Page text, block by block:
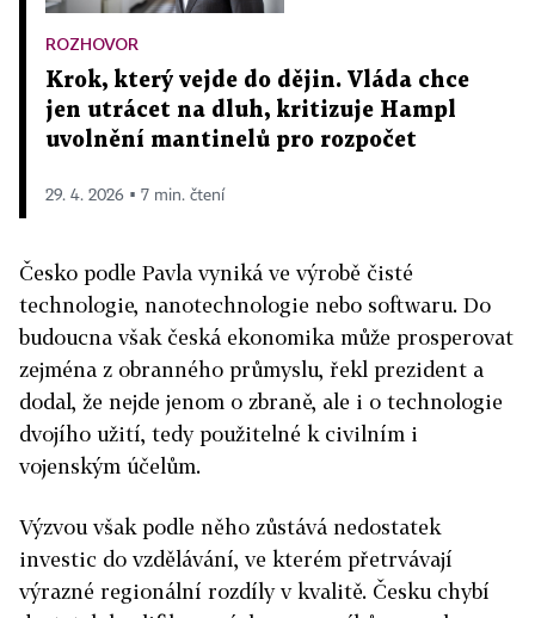
ROZHOVOR
Krok, který vejde do dějin. Vláda chce
jen utrácet na dluh, kritizuje Hampl
uvolnění mantinelů pro rozpočet
29. 4. 2026 ▪ 7 min. čtení
Česko podle Pavla vyniká ve výrobě čisté
technologie, nanotechnologie nebo softwaru. Do
budoucna však česká ekonomika může prosperovat
zejména z obranného průmyslu, řekl prezident a
dodal, že nejde jenom o zbraně, ale i o technologie
dvojího užití, tedy použitelné k civilním i
vojenským účelům.
Výzvou však podle něho zůstává nedostatek
investic do vzdělávání, ve kterém přetrvávají
výrazné regionální rozdíly v kvalitě. Česku chybí